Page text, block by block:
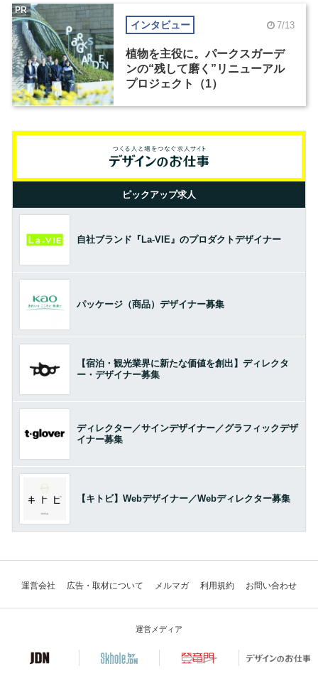
インタビュー 7/13
植物を主役に。パークスガーデ
ンの“残して磨く”リニューアル
プロジェクト（1）
PR
ピックアップ求人
自社ブランド『La-VIE』のプロダクトデザイナー
パッケージ（商品）デザイナー募集
【宿泊・観光業界に新たな価値を創出】ディレクタ
ー・デザイナー募集
ディレクター／サインデザイナー／グラフィックデザ
イナー募集
【キトビ】Webデザイナー／Webディレクター募集
運営会社 広告・取材について メルマガ 利用規約 お問い合わせ
運営メディア